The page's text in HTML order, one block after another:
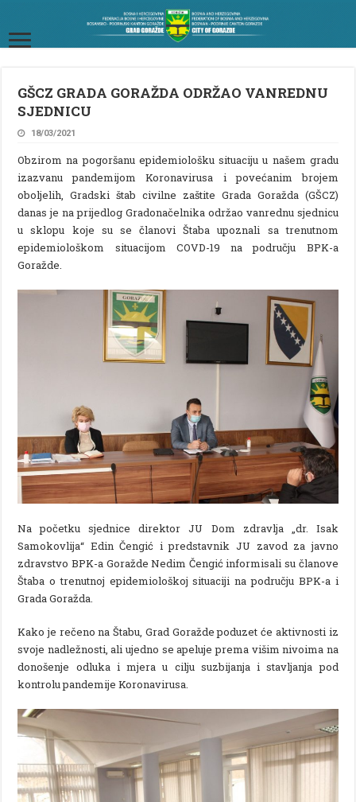
GŠCZ GRADA GORAŽDA ODRŽAO VANREDNU
SJEDNICU
18/03/2021
Obzirom na pogoršanu epidemiološku situaciju u našem gradu
izazvanu pandemijom Koronavirusa i povećanim brojem
oboljelih, Gradski štab civilne zaštite Grada Goražda (GŠCZ)
danas je na prijedlog Gradonačelnika održao vanrednu sjednicu
u sklopu koje su se članovi Štaba upoznali sa trenutnom
epidemiološkom situacijom COVD-19 na području BPK-a
Goražde.
Na početku sjednice direktor JU Dom zdravlja „dr. Isak
Samokovlija“ Edin Čengić i predstavnik JU zavod za javno
zdravstvo BPK-a Goražde Nedim Čengić informisali su članove
Štaba o trenutnoj epidemiološkoj situaciji na području BPK-a i
Grada Goražda.
Kako je rečeno na Štabu, Grad Goražde poduzet će aktivnosti iz
svoje nadležnosti, ali ujedno se apeluje prema višim nivoima na
donošenje odluka i mjera u cilju suzbijanja i stavljanja pod
kontrolu pandemije Koronavirusa.